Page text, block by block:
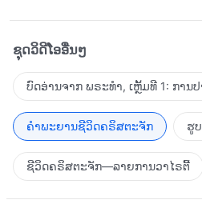
ຊຸດວິດີໂອອື່ນໆ
ບົດອ່ານຈາກ ພຣະທຳ, ເຫຼັ້ມທີ 1: ການ
ຄຳພະຍານຊີວິດຄຣິສຕະຈັກ ຮູ
ຊີວິດຄຣິສຕະຈັກ—ລາຍການວາໄຣຕີ້